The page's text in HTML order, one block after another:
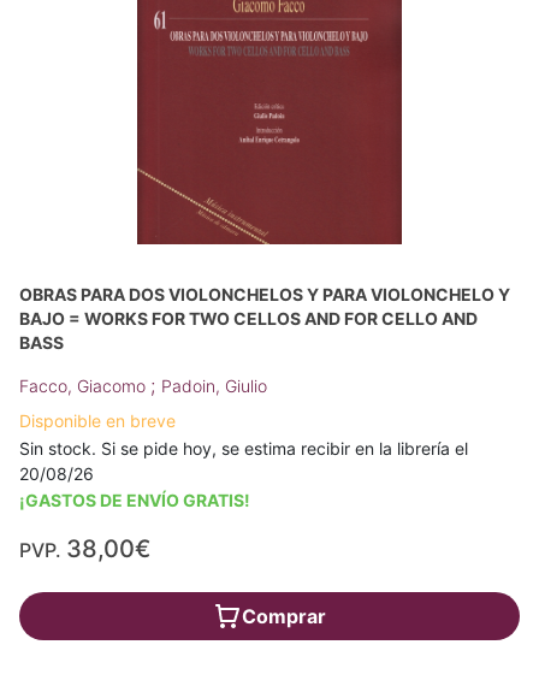
OBRAS PARA DOS VIOLONCHELOS Y PARA VIOLONCHELO Y
BAJO = WORKS FOR TWO CELLOS AND FOR CELLO AND
BASS
Facco, Giacomo ; Padoin, Giulio
Disponible en breve
Sin stock. Si se pide hoy, se estima recibir en la librería el
20/08/26
¡GASTOS DE ENVÍO GRATIS!
PVP. 38,00€
Comprar